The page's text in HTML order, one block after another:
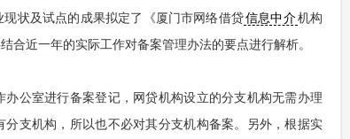
状及试点的成果拟定了《厦门市网络借贷信息中介机构
合近一年的实际工作对备案管理办法的要点进行解析。
公室进行备案登记，网贷机构设立的分支机构无需办理
支机构，所以也不必对其分支机构备案。另外，根据实